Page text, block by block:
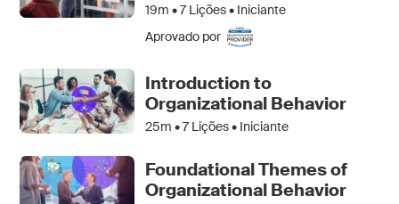
19m •7Lições • Iniciante
Aprovado por
Introduction to
Organizational Behavior
25m •7Lições • Iniciante
Foundational Themes of
Organizational Behavior